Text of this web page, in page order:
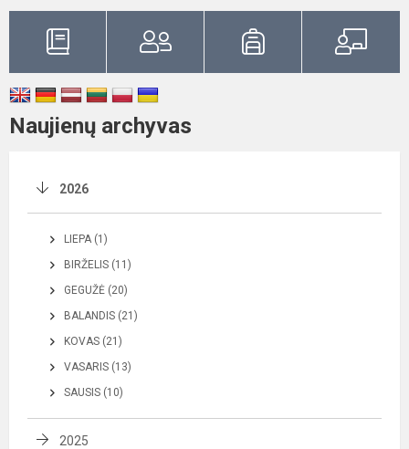
Naujienų archyvas
2026
LIEPA (1)
BIRŽELIS (11)
GEGUŽĖ (20)
BALANDIS (21)
KOVAS (21)
VASARIS (13)
SAUSIS (10)
2025